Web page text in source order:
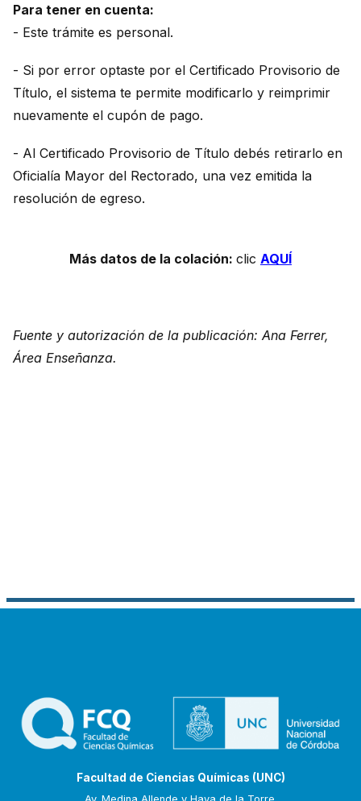
Para tener en cuenta:
- Este trámite es personal.
- Si por error optaste por el Certificado Provisorio de
Título, el sistema te permite modificarlo y reimprimir
nuevamente el cupón de pago.
- Al Certificado Provisorio de Título debés retirarlo en
Oficialía Mayor del Rectorado, una vez emitida la
resolución de egreso.
Más datos de la colación: clic AQUÍ
Fuente y autorización de la publicación: Ana Ferrer,
Área Enseñanza.
Facultad de Ciencias Químicas (UNC)